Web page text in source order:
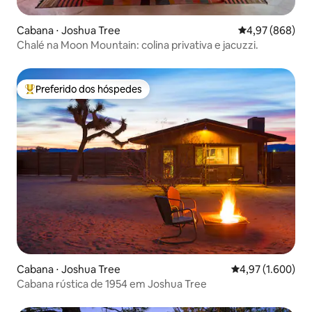
Cabana ⋅ Joshua Tree 4,97 de uma
4,97 (868)
Chalé na Moon Mountain: colina privativa e jacuzzi.
Entre os melhores preferidos dos hóspedes
Preferido dos hóspedes
Cabana ⋅ Joshua Tree 4,97 de uma
4,97 (1.600)
Cabana rústica de 1954 em Joshua Tree